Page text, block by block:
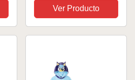
NiñosVer Producto